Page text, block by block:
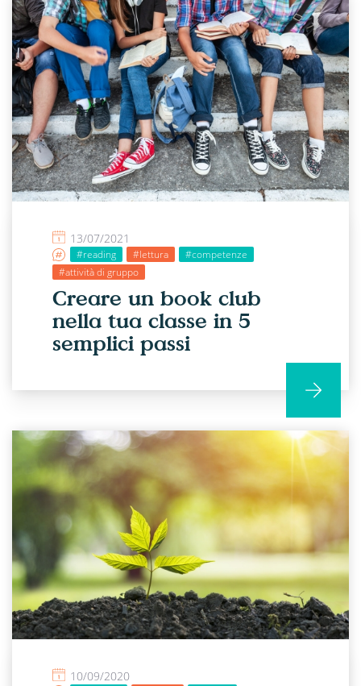
13/07/2021
#reading #lettura
#competenze
#attività di gruppo
Creare un book club
nella tua classe in 5
semplici passi
10/09/2020